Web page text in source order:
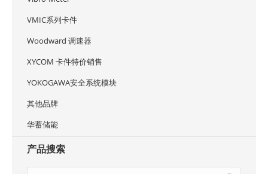
VMIC系列卡件
Woodward 调速器
XYCOM 卡件特价销售
YOKOGAWA安全系统模块
其他品牌
华蓄储能
产品搜索